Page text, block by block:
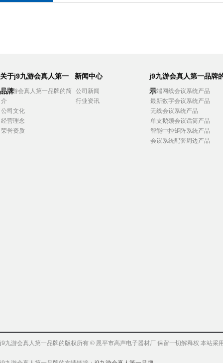
关于j9九游会真人第一
品牌
j9九游会真人第一品牌的简
介
公司文化
经营理念
荣誉资质
新闻中心
公司新闻
行业资讯
j9九游会真人第一品牌
示
高端网线会议系统产品
最新数字会议系统产品
无线会议系统产品
单支鹅颈会议话筒产品
智能中控矩阵系统产品
会议系统配套周边产品
j9九游会真人第一品牌的版权所有 © 恩平市高声电子器材厂 保留一切解释权 本站采